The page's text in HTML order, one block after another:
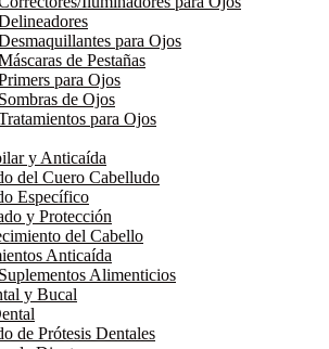
para Ojos
de Pestañas
para Ojos
Sombras de Ojos
para Ojos
y Anticaída
del Cuero Cabelludo
Específico
y Protección
del Cabello
Anticaída
Suplementos Alimenticios
y Bucal
de Prótesis Dentales